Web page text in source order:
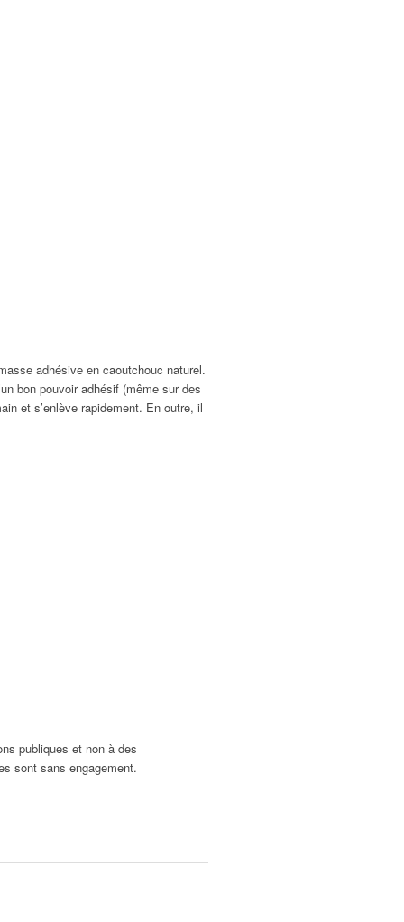
adhésive en caoutchouc naturel.
bon pouvoir adhésif (même sur des
et s’enlève rapidement. En outre, il
publiques et non à des
sont sans engagement.